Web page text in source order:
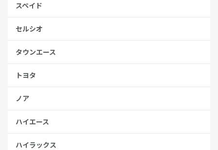
スペイド
セルシオ
タウンエース
トヨタ
ノア
ハイエース
ハイラックス